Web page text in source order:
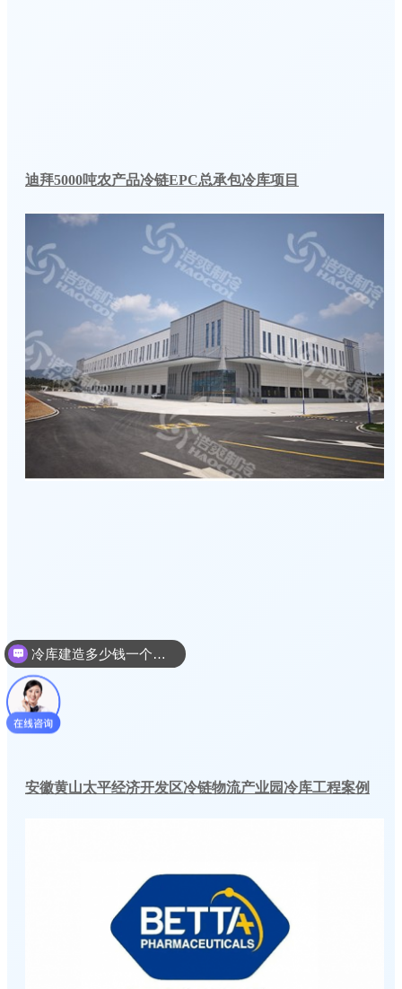
迪拜5000吨农产品冷链EPC总承包冷库项目
安徽黄山太平经济开发区冷链物流产业园冷库工程案例
冷库建造多少钱一个平方